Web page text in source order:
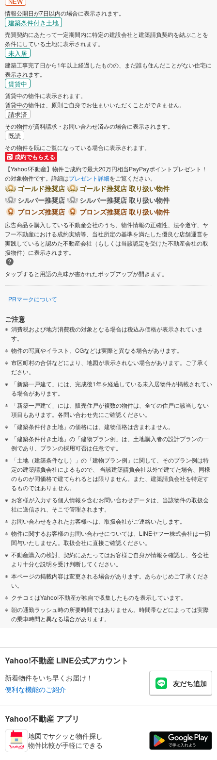
情報公開日が7日以内の場合に表示されます。
建築条件付き土地
売買契約にあたって一定期間内に特定の建設会社と建築請負契約を結ぶことを
条件にしている土地に表示されます。
未入居
建築工事完了日から1年以上経過したものの、まだ誰も住んだことがない住宅に
表示されます。
賃貸中
賃貸中の物件に表示されます。
賃貸中の物件は、原則ご自身でお住まいいただくことができません。
請求済
その物件が資料請求・お問い合わせ済みの場合に表示されます。
既読
その物件を既にご覧になっている場合に表示されます。
成約でもらえる
【Yahoo!不動産】物件ご成約で最大20万円相当PayPayポイントプレゼント！
の対象物件です。詳細はプレゼント詳細をご覧ください。
ゴールド推奨店
ゴールド推奨店 取り扱い物件
シルバー推奨店
シルバー推奨店 取り扱い物件
ブロンズ推奨店
ブロンズ推奨店 取り扱い物件
広告商品を購入している不動産会社のうち、物件情報の正確性、法令遵守、ヤ
フー不動産における成約実績等、当社所定の基準を満たした優良な店舗運営を
実践していると認めた不動産会社（もしくは当該認定を受けた不動産会社の取
扱物件）に表示されます。
タップすると用語の意味が書かれたポップアップが開きます。
PRマークについて
ご注意
消費税および地方消費税の対象となる場合は税込み価格が表示されていま
す。
物件の写真やイラスト、CGなどは実際と異なる場合があります。
市区町村の合併などにより、地図が表示されない場合があります。ご了承く
ださい。
「新築一戸建て」には、完成後1年を経過している未入居物件が掲載されてい
る場合があります。
「新築一戸建て」には、販売住戸が複数の物件は、全ての住戸に該当しない
項目もあります。各問い合わせ先にご確認ください。
「建築条件付き土地」の価格には、建物価格は含まれません。
「建築条件付き土地」の「建物プラン例」は、土地購入者の設計プランの一
例であり、プランの採用可否は任意です。
「土地（建築条件なし）」の「建物プラン例」に関して、そのプラン例は特
定の建築請負会社によるもので、 当該建築請負会社以外で建てた場合、同様
のものが同価格で建てられるとは限りません。また、建築請負会社を特定す
るものではありません。
お客様が入力する個人情報を含むお問い合わせデータは、当該物件の取扱会
社に送信され、そこで管理されます。
お問い合わせをされたお客様へは、取扱会社がご連絡いたします。
物件に関するお客様のお問い合わせについては、LINEヤフー株式会社は一切
関与いたしません。取扱会社に直接ご確認ください。
不動産購入の検討、契約にあたってはお客様ご自身が情報を確認し、各会社
より十分な説明を受け判断してください。
本ページの掲載内容は変更される場合があります。あらかじめご了承くださ
い。
クチコミはYahoo!不動産が独自で収集したものを表示しています。
朝の通勤ラッシュ時の所要時間ではありません。時間帯などによっては実際
の乗車時間と異なる場合があります。
Yahoo!不動産 LINE公式アカウント
新着物件をいち早くお届け！
便利な機能のご紹介
友だち追加
Yahoo!不動産 アプリ
地図でサクッと物件探し
物件比較が手軽にできる